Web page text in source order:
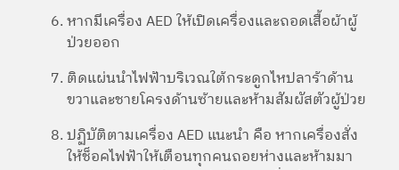
หากมีเครื่อง AED ให้เปิดเครื่องและถอดเสื้อผ้าผู้
ป่วยออก
ติดแผ่นนำไฟฟ้าบริเวณใต้กระดูกไหปลาร้าด้าน
ขวาและชายโครงด้านซ้ายและห้ามสัมผัสตัวผู้ป่วย
ปฏิบัติตามเครื่อง AED แนะนำ คือ หากเครื่องสั่ง
ให้ช็อคไฟฟ้าให้เตือนทุกคนถอยห่างและห้ามมา